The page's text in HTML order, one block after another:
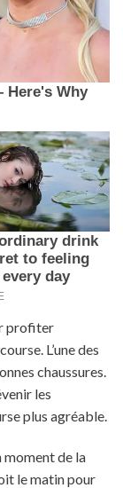
profiter
L’une des
chaussures.
les
plus agréable.
moment de la
le matin pour